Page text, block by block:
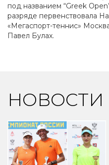
под названием “Greek
разряде первенствовала
«Мегаспорт-теннис»
Павел Булах.
НОВОСТИ